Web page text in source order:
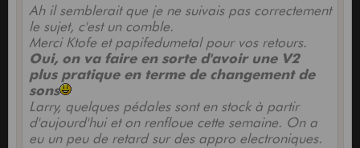
Ah il semblerait que je ne suivais pas correctement
le sujet, c'est un comble.
Merci Ktofe et papifedumetal pour vos retours.
Oui, on va faire en sorte d'avoir une V2
plus pratique en terme de changement de
sons
Larry, quelques pédales sont en stock à partir
d'aujourd'hui et on renfloue cette semaine. On a
eu un peu de retard sur des appro electroniques.